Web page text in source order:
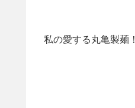
私の愛する丸亀製麺！